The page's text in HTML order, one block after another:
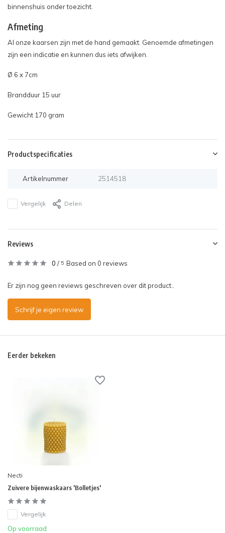
binnenshuis onder toezicht.
Afmeting
Al onze kaarsen zijn met de hand gemaakt. Genoemde afmetingen
zijn een indicatie en kunnen dus iets afwijken.
Ø 6 x 7cm
Brandduur 15 uur
Gewicht 170 gram
Productspecificaties
Artikelnummer 2514518
Vergelijk Delen
Reviews
0 / 5 Based on 0 reviews
Er zijn nog geen reviews geschreven over dit product..
Schrijf je eigen review
Eerder bekeken
Necti
Zuivere bijenwaskaars 'Bolletjes'
Vergelijk
Op voorraad